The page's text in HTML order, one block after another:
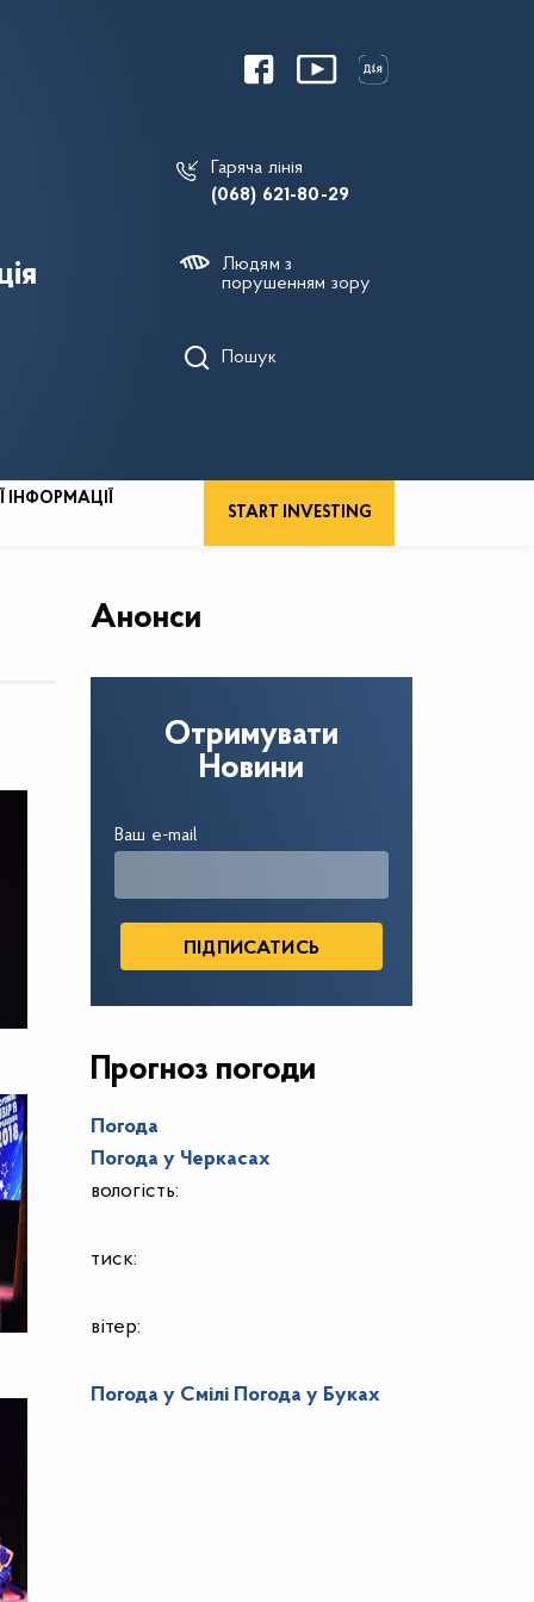
Гаряча лінія
(068) 621-80-29
Людям з
порушенням зору
Пошук
START INVESTING
Анонси
Отримувати
Новини
Ваш e-mail
Прогноз погоди
Погода
Погода у Черкасах
вологість:
тиск:
вітер:
Погода у Смілі Погода у Буках